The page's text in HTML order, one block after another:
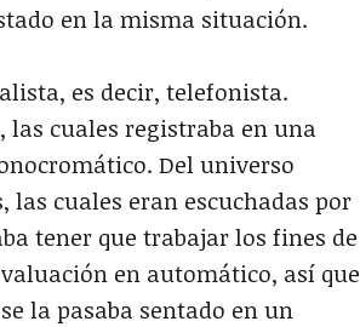
en la misma situación.
es decir, telefonista.
las cuales registraba en una
Del universo
cuales eran escuchadas por
tener que trabajar los fines de
en automático, así que
la pasaba sentado en un